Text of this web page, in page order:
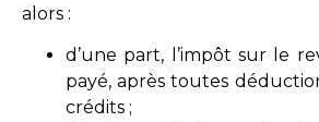
alors :
d’une part, l’impôt sur le
payé, après toutes
crédits ;